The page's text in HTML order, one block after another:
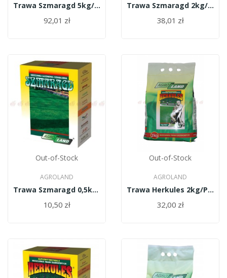
Trawa Szmaragd 5kg/PL010/61/11334/48/A
92,01 zł
Trawa Szmaragd 2kg/PL010/61/11334/30/A
38,01 zł
Out-of-Stock
AGROLAND
Trawa Szmaragd 0,5kg/PL010/61/11334/30/A
10,50 zł
Out-of-Stock
AGROLAND
Trawa Herkules 2kg/PL010/61/11334/37/A
32,00 zł